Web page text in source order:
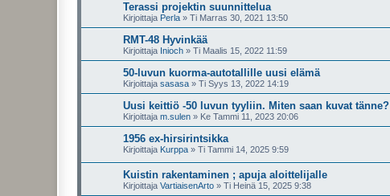
Terassi projektin suunnittelua
Kirjoittaja Perla » Ti Marras 30, 2021 13:50
RMT-48 Hyvinkää
Kirjoittaja Inioch » Ti Maalis 15, 2022 11:59
50-luvun kuorma-autotallille uusi elämä
Kirjoittaja sasasa » Ti Syys 13, 2022 14:19
Uusi keittiö -50 luvun tyyliin. Miten saan kuvat tänne?
Kirjoittaja m.sulen » Ke Tammi 11, 2023 20:06
1956 ex-hirsirintsikka
Kirjoittaja Kurppa » Ti Tammi 14, 2025 9:59
Kuistin rakentaminen ; apuja aloittelijalle
Kirjoittaja VartiaisenArto » Ti Heinä 15, 2025 9:38